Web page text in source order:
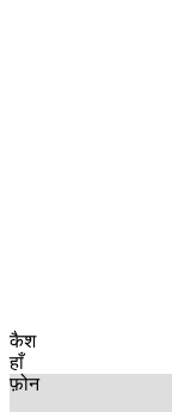
कैश
हाँ
फ़ोन